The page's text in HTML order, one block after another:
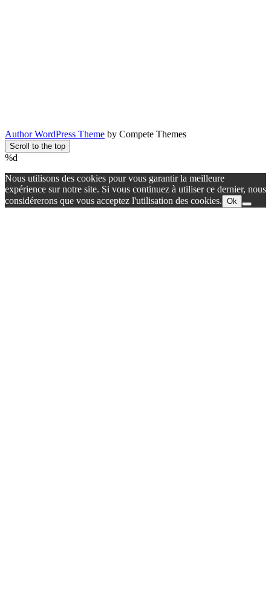
Author WordPress Theme by Compete Themes
Scroll to the top
%d
Nous utilisons des cookies pour vous garantir la meilleure
expérience sur notre site. Si vous continuez à utiliser ce dernier, nous
considérerons que vous acceptez l'utilisation des cookies. Ok